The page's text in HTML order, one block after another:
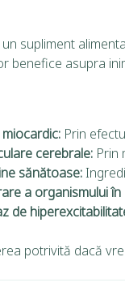
supliment
asupra
Prin
cerebrale: Prin
sănătoase:
a organismului
de
potrivită dacă